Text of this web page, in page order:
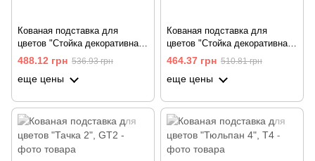
Кованая подставка для
цветов "Стойка декоративная
1", большая
488.12 грн 536.93 грн
еще цены
Кованая подставка для
цветов "Стойка декоративная
1", средняя
464.37 грн 510.81 грн
еще цены